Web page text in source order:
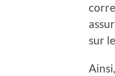
sur
Ainsi,